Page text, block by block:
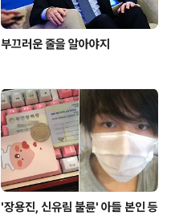
부끄러운 줄을 알아야지
'장용진, 신유림 불륜' 아들 본인 등